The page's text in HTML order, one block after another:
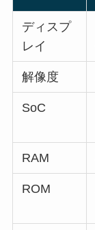
ディスプ
レイ
解像度
SoC
RAM
ROM